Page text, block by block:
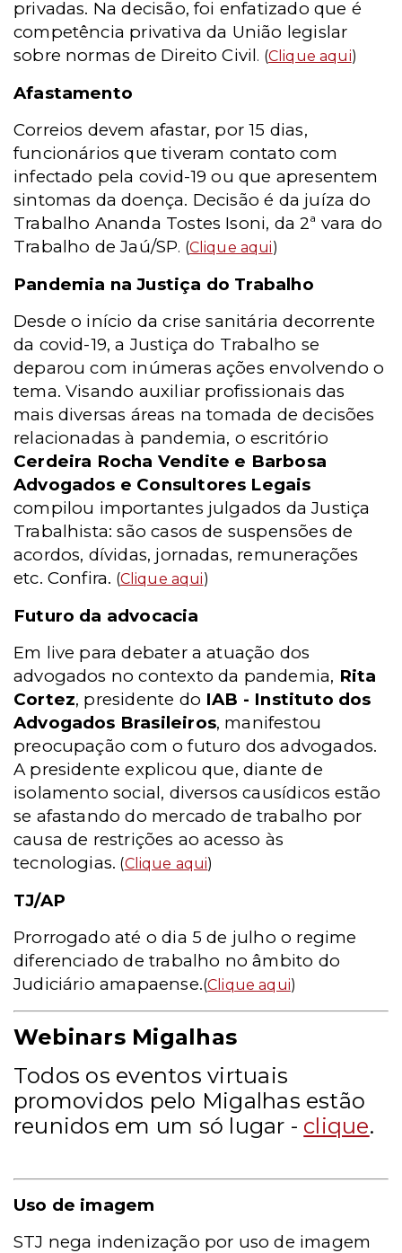
privadas. Na decisão, foi enfatizado que é
competência privativa da União legislar
sobre normas de Direito Civil. (Clique aqui)
Afastamento
Correios devem afastar, por 15 dias,
funcionários que tiveram contato com
infectado pela covid-19 ou que apresentem
sintomas da doença. Decisão é da juíza do
Trabalho Ananda Tostes Isoni, da 2ª vara do
Trabalho de Jaú/SP. (Clique aqui)
Pandemia na Justiça do Trabalho
Desde o início da crise sanitária decorrente
da covid-19, a Justiça do Trabalho se
deparou com inúmeras ações envolvendo o
tema. Visando auxiliar profissionais das
mais diversas áreas na tomada de decisões
relacionadas à pandemia, o escritório
Cerdeira Rocha Vendite e Barbosa
Advogados e Consultores Legais
compilou importantes julgados da Justiça
Trabalhista: são casos de suspensões de
acordos, dívidas, jornadas, remunerações
etc. Confira. (Clique aqui)
Futuro da advocacia
Em live para debater a atuação dos
advogados no contexto da pandemia, Rita
Cortez, presidente do IAB - Instituto dos
Advogados Brasileiros, manifestou
preocupação com o futuro dos advogados.
A presidente explicou que, diante de
isolamento social, diversos causídicos estão
se afastando do mercado de trabalho por
causa de restrições ao acesso às
tecnologias. (Clique aqui)
TJ/AP
Prorrogado até o dia 5 de julho o regime
diferenciado de trabalho no âmbito do
Judiciário amapaense.(Clique aqui)
Webinars Migalhas
Todos os eventos virtuais
promovidos pelo Migalhas estão
reunidos em um só lugar - clique.
Uso de imagem
STJ nega indenização por uso de imagem